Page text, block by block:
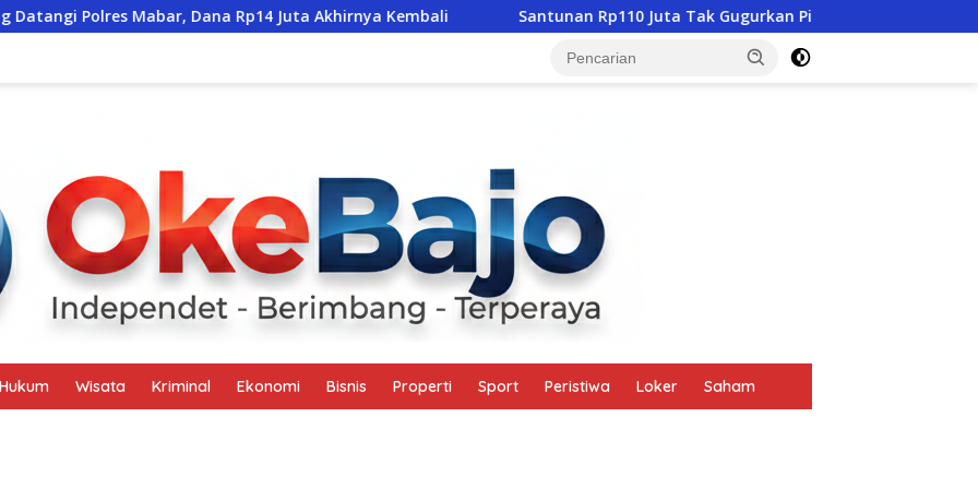
Dana Rp14 Juta Akhirnya Kembali Santunan Rp110 Juta Tak Gugurkan Pidana, Polres Mabar Terus Usut
Hukum Wisata Kriminal Ekonomi Bisnis Properti Sport Peristiwa Loker Saham